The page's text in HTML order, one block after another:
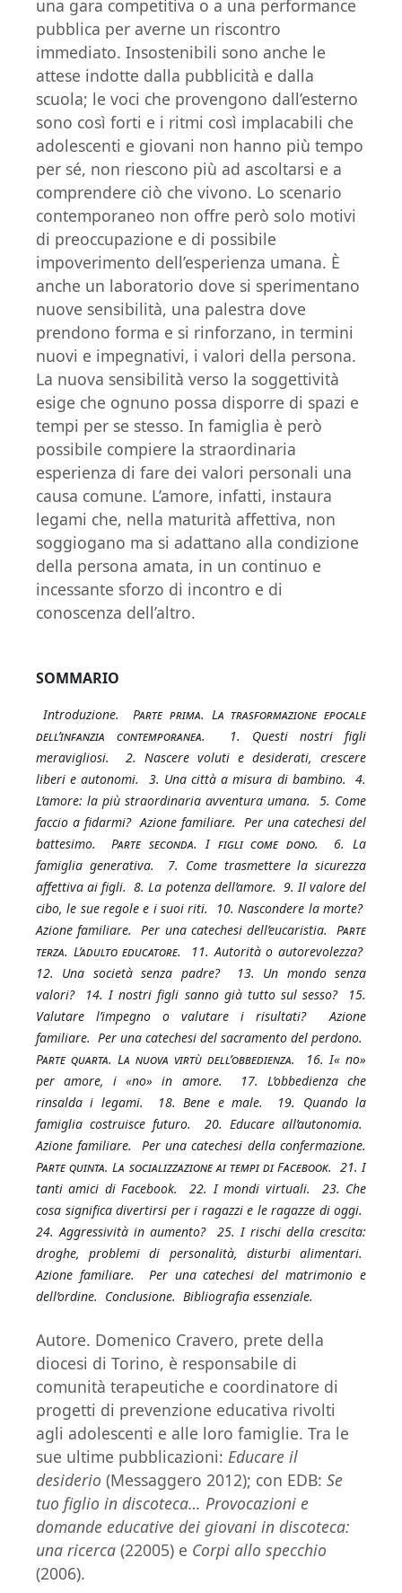
una gara competitiva o a una performance
pubblica per averne un riscontro
immediato. Insostenibili sono anche le
attese indotte dalla pubblicità e dalla
scuola; le voci che provengono dall’esterno
sono così forti e i ritmi così implacabili che
adolescenti e giovani non hanno più tempo
per sé, non riescono più ad ascoltarsi e a
comprendere ciò che vivono. Lo scenario
contemporaneo non offre però solo motivi
di preoccupazione e di possibile
impoverimento dell’esperienza umana. È
anche un laboratorio dove si sperimentano
nuove sensibilità, una palestra dove
prendono forma e si rinforzano, in termini
nuovi e impegnativi, i valori della persona.
La nuova sensibilità verso la soggettività
esige che ognuno possa disporre di spazi e
tempi per se stesso. In famiglia è però
possibile compiere la straordinaria
esperienza di fare dei valori personali una
causa comune. L’amore, infatti, instaura
legami che, nella maturità affettiva, non
soggiogano ma si adattano alla condizione
della persona amata, in un continuo e
incessante sforzo di incontro e di
conoscenza dell’altro.
SOMMARIO
Introduzione.Parte prima. La trasformazione epocale
dell’infanzia contemporanea. 1. Questi nostri figli
meravigliosi. 2. Nascere voluti e desiderati, crescere
liberi e autonomi. 3. Una città a misura di bambino. 4.
L’amore: la più straordinaria avventura umana. 5. Come
faccio a fidarmi? Azione familiare. Per una catechesi del
battesimo.Parte seconda. I figli come dono. 6. La
famiglia generativa. 7. Come trasmettere la sicurezza
affettiva ai figli. 8. La potenza dell’amore. 9. Il valore del
cibo, le sue regole e i suoi riti. 10. Nascondere la morte?
Azione familiare. Per una catechesi dell’eucaristia. Parte
terza. L’adulto educatore.
11. Autorità o autorevolezza?
12. Una società senza padre? 13. Un mondo senza
valori? 14. I nostri figli sanno già tutto sul sesso? 15.
Valutare l’impegno o valutare i risultati? Azione
familiare. Per una catechesi del sacramento del perdono.
Parte quarta. La nuova virtù dell’obbedienza. 16. I« no»
per amore, i «no» in amore. 17. L’obbedienza che
rinsalda i legami. 18. Bene e male. 19. Quando la
famiglia costruisce futuro. 20. Educare all’autonomia.
Azione familiare. Per una catechesi della confermazione.
Parte quinta. La socializzazione ai tempi di Facebook. 21. I
tanti amici di Facebook. 22. I mondi virtuali. 23. Che
cosa significa divertirsi per i ragazzi e le ragazze di oggi.
24. Aggressività in aumento? 25. I rischi della crescita:
droghe, problemi di personalità, disturbi alimentari.
Azione familiare. Per una catechesi del matrimonio e
dell’ordine. Conclusione. Bibliografia essenziale.
Autore. Domenico Cravero, prete della
diocesi di Torino, è responsabile di
comunità terapeutiche e coordinatore di
progetti di prevenzione educativa rivolti
agli adolescenti e alle loro famiglie. Tra le
sue ultime pubblicazioni: Educare il
desiderio (Messaggero 2012); con EDB: Se
tuo figlio in discoteca… Provocazioni e
domande educative dei giovani in discoteca:
una ricerca (22005) e Corpi allo specchio
(2006).